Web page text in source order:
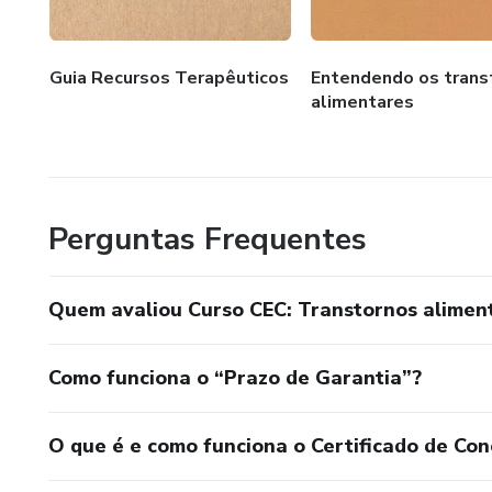
O QUE O CURSO
manejo clínico adequado de
capacitado para receber
Guia Recursos Terapêuticos
Entendendo os
alimentares
Perguntas Frequentes
Quem avaliou Curso CEC: Transtornos
Como funciona o “Prazo de Garantia”?
O que é e como funciona o Certificado de